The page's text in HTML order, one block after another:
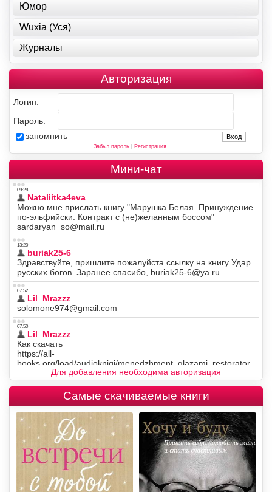
Юмор
Wuxia (Уся)
Журналы
Авторизация
Логин:
Пароль:
запомнить
Забыл пароль| Регистрация
Мини-чат
Для добавления необходима авторизация
Самые скачиваемые книги